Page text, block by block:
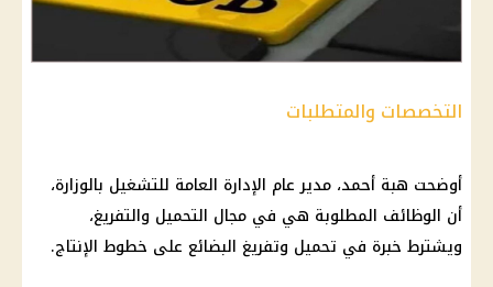
التخصصات والمتطلبات
أوضحت هبة أحمد، مدير عام الإدارة العامة للتشغيل بالوزارة،
أن الوظائف المطلوبة هي في مجال التحميل والتفريغ،
ويشترط خبرة في تحميل وتفريغ البضائع على خطوط الإنتاج.